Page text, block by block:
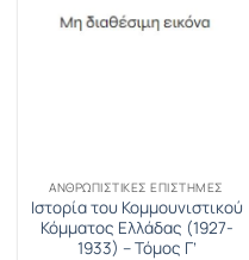
ΑΝΘΡΩΠΙΣΤΙΚΈΣ ΕΠΙΣΤΉΜΕΣ
Ιστορία του Κομμουνιστικού
Κόμματος Ελλάδας (1927-
1933) – Τόμος Γ’